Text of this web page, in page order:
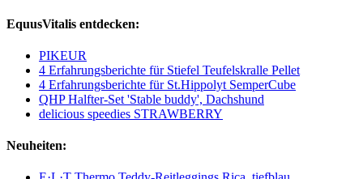
EquusVitalis entdecken:
PIKEUR
4 Erfahrungsberichte für Stiefel Teufelskralle Pellet
4 Erfahrungsberichte für St.Hippolyt SemperCube
QHP Halfter-Set 'Stable buddy', Dachshund
delicious speedies STRAWBERRY
Neuheiten: